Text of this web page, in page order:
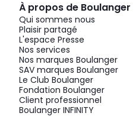
À propos de Boulanger
Qui sommes nous
Plaisir partagé
L'espace Presse
Nos services
Nos marques Boulanger
SAV marques Boulanger
Le Club Boulanger
Fondation Boulanger
Client professionnel
Boulanger INFINITY